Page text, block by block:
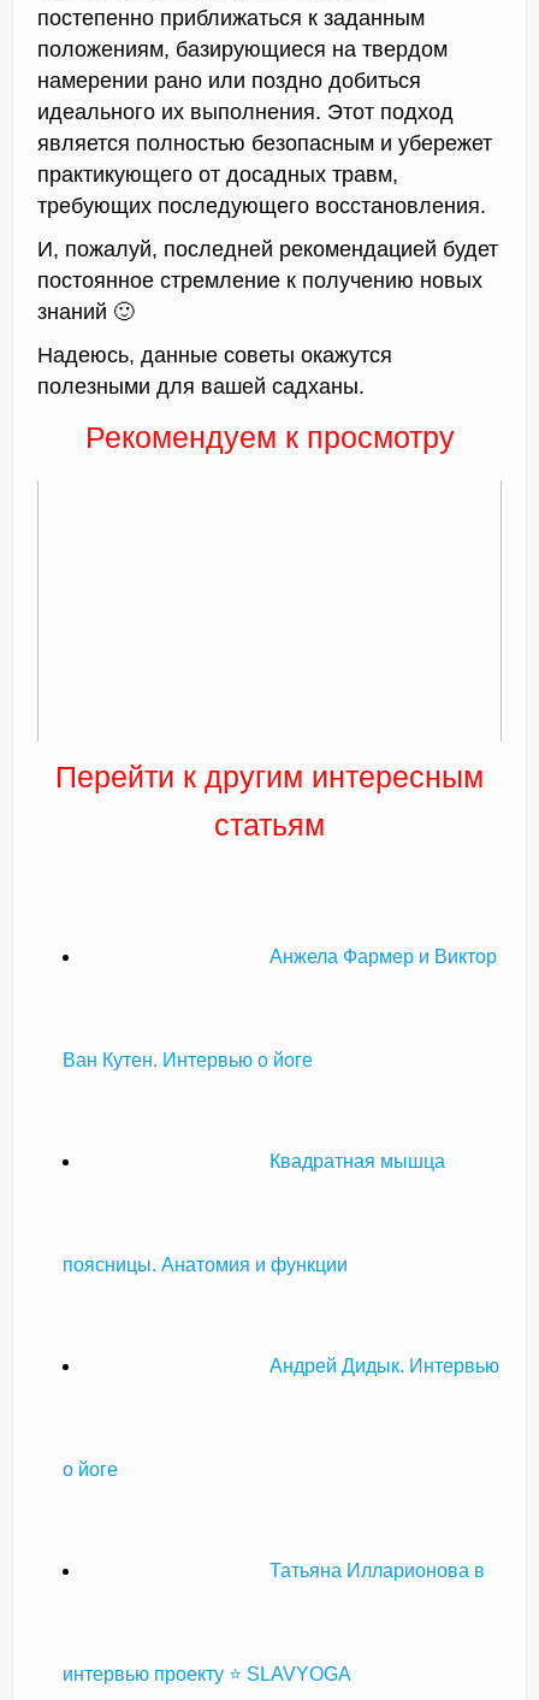
постепенно приближаться к заданным
положениям, базирующиеся на твердом
намерении рано или поздно добиться
идеального их выполнения. Этот подход
является полностью безопасным и убережет
практикующего от досадных травм,
требующих последующего восстановления.
И, пожалуй, последней рекомендацией будет
постоянное стремление к получению новых
знаний 🙂
Надеюсь, данные советы окажутся
полезными для вашей садханы.
Рекомендуем к просмотру
Перейти к другим интересным
статьям
Анжела Фармер и Виктор
Ван Кутен. Интервью о йоге
Квадратная мышца
поясницы. Анатомия и функции
Андрей Дидык. Интервью
о йоге
Татьяна Илларионова в
интервью проекту ⭐ SLAVYOGA